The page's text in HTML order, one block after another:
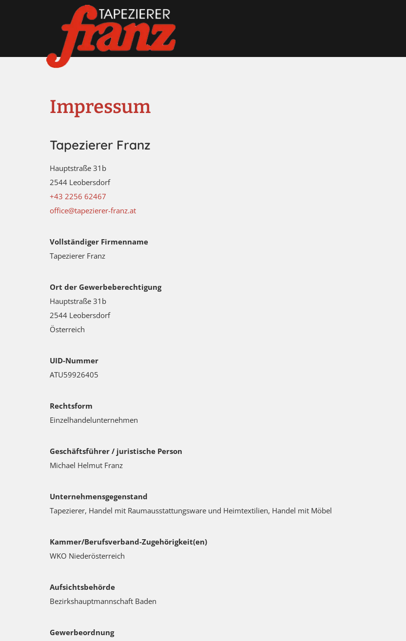
Impressum
Tapezierer Franz
Hauptstraße 31b
2544 Leobersdorf
+43 2256 62467
office@tapezierer-franz.at
Vollständiger Firmenname
Tapezierer Franz
Ort der Gewerbeberechtigung
Hauptstraße 31b
2544 Leobersdorf
Österreich
UID-Nummer
ATU59926405
Rechtsform
Einzelhandelunternehmen
Geschäftsführer / juristische Person
Michael Helmut Franz
Unternehmensgegenstand
Tapezierer, Handel mit Raumausstattungsware und Heimtextilien, Handel mit Möbel
Kammer/Berufsverband-Zugehörigkeit(en)
WKO Niederösterreich
Aufsichtsbehörde
Bezirkshauptmannschaft Baden
Gewerbeordnung